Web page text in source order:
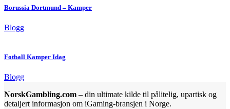
Borussia Dortmund – Kamper
Blogg
Fotball Kamper Idag
Blogg
NorskGambling.com – din ultimate kilde til pålitelig, upartisk og
detaljert informasjon om iGaming-bransjen i Norge.